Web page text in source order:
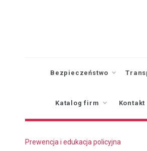
Bezpieczeństwo
Katalog firm Kontakt
Prewencja i edukacja policyjna